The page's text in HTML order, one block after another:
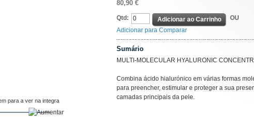
80,90 €
Qtd: Adicionar ao Carrinho
OU
Adicionar para Comparar
Sumário
MULTI-MOLECULAR HYALURONIC
Combina ácido hialurónico em várias formas
para preencher, estimular e proteger a sua
camadas principais da pele.
para a ver na integra